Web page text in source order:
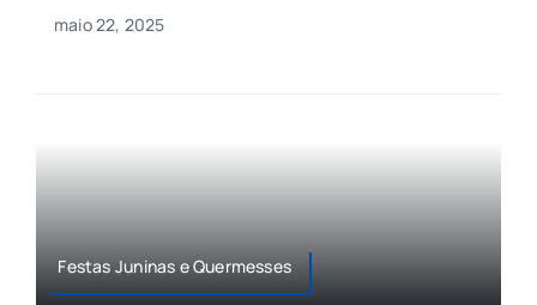
maio 22, 2025
Festas Juninas e Quermesses